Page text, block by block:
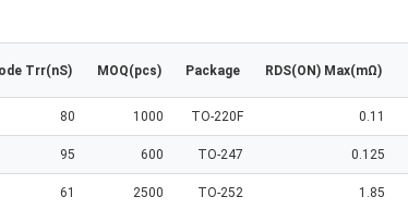
RDS(ON) Max(mΩ)
Package
MOQ(pcs)
Trr(nS)
0.11
TO-220F
1000
80
0.125
TO-247
600
95
1.85
TO-252
2500
61